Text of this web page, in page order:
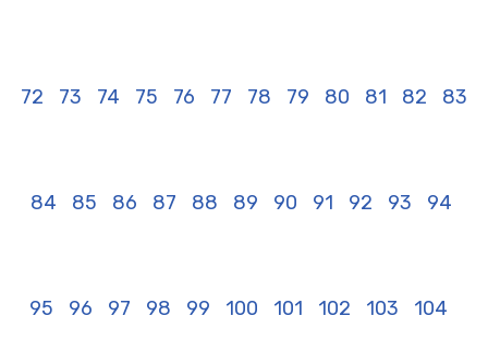
72 73 74 75 76 77 78 79 80 81 82 83
84 85 86 87 88 89 90 91 92 93 94
95 96 97 98 99 100 101 102 103 104